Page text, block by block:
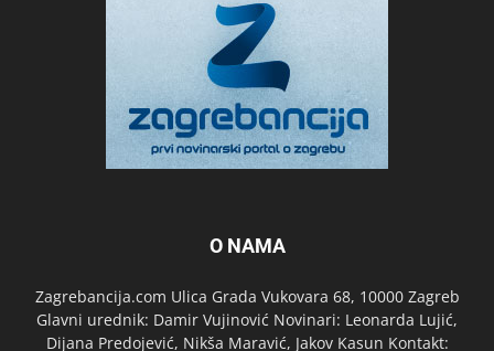
O NAMA
Zagrebancija.com Ulica Grada Vukovara 68, 10000 Zagreb
Glavni urednik: Damir Vujinović Novinari: Leonarda Lujić,
Dijana Predojević, Nikša Maravić, Jakov Kasun Kontakt: